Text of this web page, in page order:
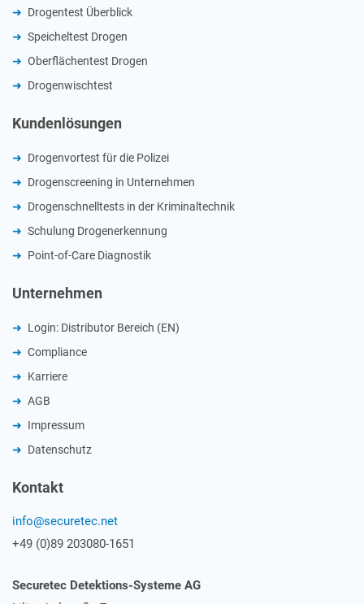
Drogentest Überblick
Speicheltest Drogen
Oberflächentest Drogen
Drogenwischtest
Kundenlösungen
Drogenvortest für die Polizei
Drogenscreening in Unternehmen
Drogenschnelltests in der Kriminaltechnik
Schulung Drogenerkennung
Point-of-Care Diagnostik
Unternehmen
Login: Distributor Bereich (EN)
Compliance
Karriere
AGB
Impressum
Datenschutz
Kontakt
info@securetec.net
+49 (0)89 203080-1651
Securetec Detektions-Systeme AG